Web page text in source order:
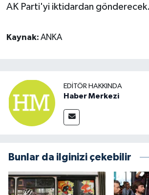
AK Parti'yi iktidardan
Kaynak: ANKA
EDITÖR HAKKINDA
Haber Merkezi
Bunlar da ilginizi çekebilir